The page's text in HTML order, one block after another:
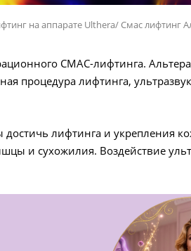
на аппарате Ulthera/ Смас лифтинг
СМАС-лифтинга.
процедура лифтинга,
лифтинга и укрепления
и сухожилия. Воздействие